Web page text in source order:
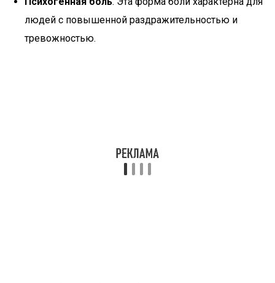
людей с повышенной раздражительностью и
тревожностью.